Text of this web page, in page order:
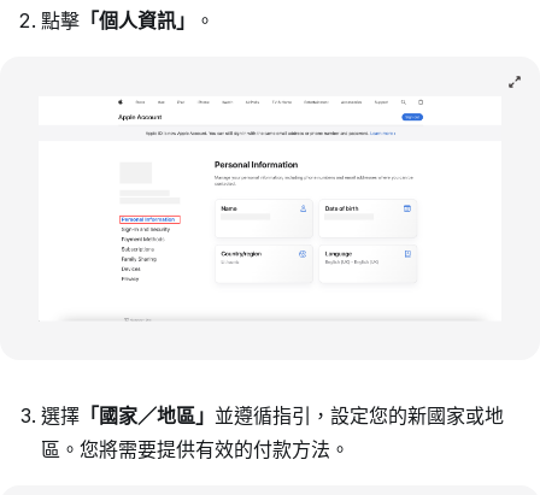
點擊「個人資訊」 。
選擇「國家／地區」 並遵循指引，設定您的新國家或地
區。您將需要提供有效的付款方法。